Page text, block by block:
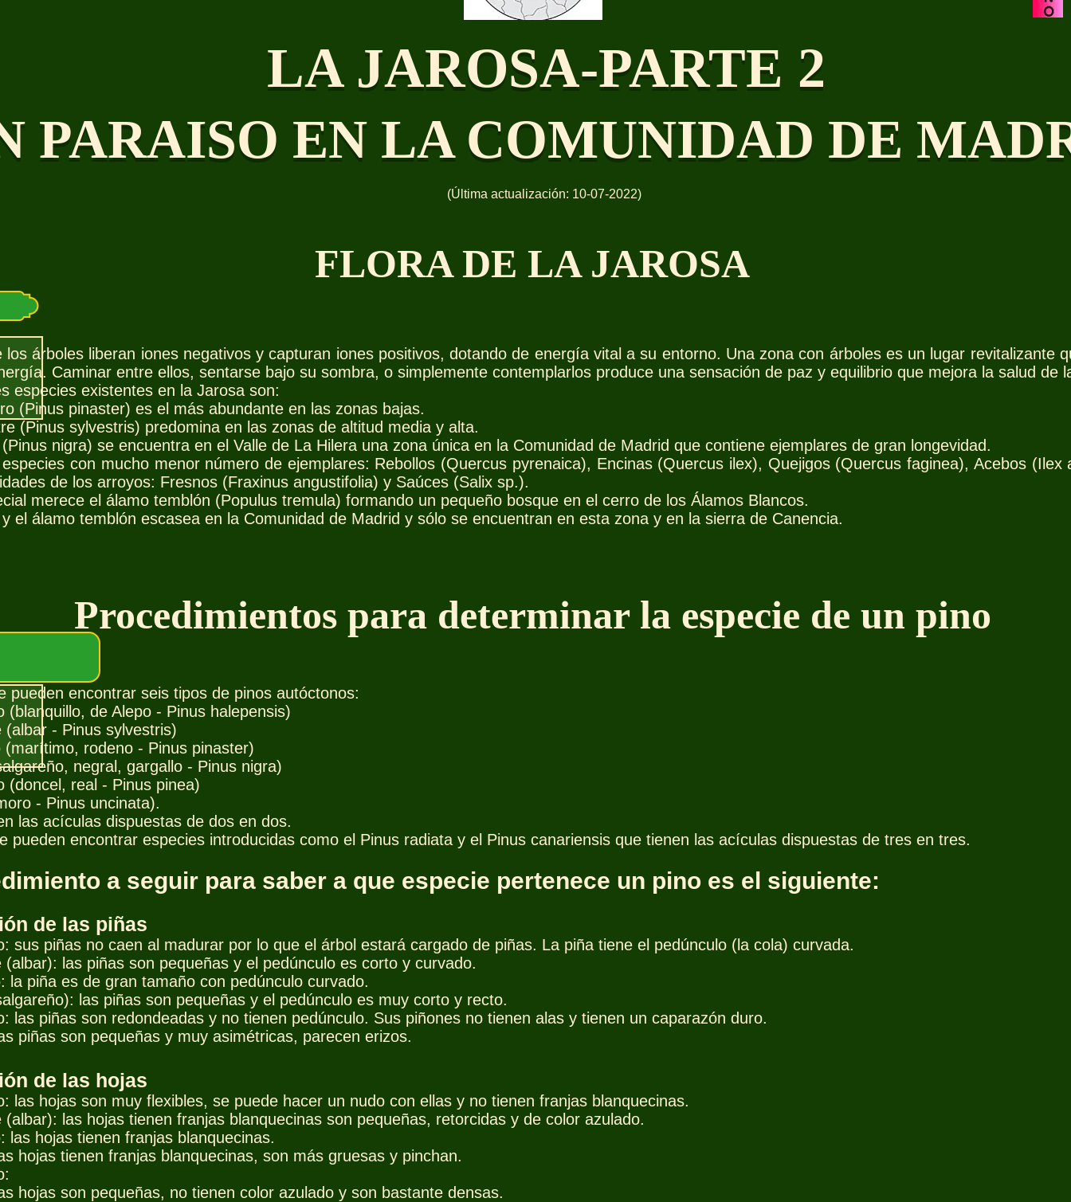
LA JAROSA-PARTE 2
PARAISO EN LA COMUNIDAD DE
(Última actualización: 10-07-2022)
FLORA DE LA JAROSA
los árboles liberan iones negativos y capturan iones positivos, dotando de energía vital a su entorno. Una zona con árboles es un lugar revitalizante
Caminar entre ellos, sentarse bajo su sombra, o simplemente contemplarlos produce una sensación de paz y equilibrio que mejora la salud de
especies existentes en la Jarosa son:
(Pinus pinaster) es el más abundante en las zonas bajas.
(Pinus sylvestris) predomina en las zonas de altitud media y alta.
nigra) se encuentra en el Valle de La Hilera una zona única en la Comunidad de Madrid que contiene ejemplares de gran longevidad.
con mucho menor número de ejemplares: Rebollos (Quercus pyrenaica), Encinas (Quercus ilex), Quejigos (Quercus faginea), Acebos (Ilex
de los arroyos: Fresnos (Fraxinus angustifolia) y Saúces (Salix sp.).
merece el álamo temblón (Populus tremula) formando un pequeño bosque en el cerro de los Álamos Blancos.
el álamo temblón escasea en la Comunidad de Madrid y sólo se encuentran en esta zona y en la sierra de Canencia.
Procedimientos para determinar la especie de un pino
pueden encontrar seis tipos de pinos autóctonos:
(blanquillo, de Alepo - Pinus halepensis)
(albar - Pinus sylvestris)
(marítimo, rodeno - Pinus pinaster)
negral, gargallo - Pinus nigra)
(doncel, real - Pinus pinea)
- Pinus uncinata).
las acículas dispuestas de dos en dos.
pueden encontrar especies introducidas como el Pinus radiata y el Pinus canariensis que tienen las acículas dispuestas de tres en tres.
a seguir para saber a que especie pertenece un pino es el siguiente:
de las piñas
sus piñas no caen al madurar por lo que el árbol estará cargado de piñas. La piña tiene el pedúnculo (la cola) curvada.
(albar): las piñas son pequeñas y el pedúnculo es corto y curvado.
la piña es de gran tamaño con pedúnculo curvado.
las piñas son pequeñas y el pedúnculo es muy corto y recto.
las piñas son redondeadas y no tienen pedúnculo. Sus piñones no tienen alas y tienen un caparazón duro.
piñas son pequeñas y muy asimétricas, parecen erizos.
de las hojas
las hojas son muy flexibles, se puede hacer un nudo con ellas y no tienen franjas blanquecinas.
(albar): las hojas tienen franjas blanquecinas son pequeñas, retorcidas y de color azulado.
las hojas tienen franjas blanquecinas.
hojas tienen franjas blanquecinas, son más gruesas y pinchan.
hojas son pequeñas, no tienen color azulado y son bastante densas.